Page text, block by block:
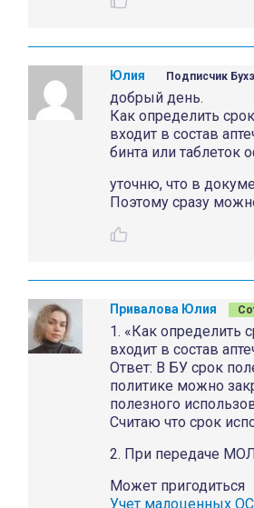
Юлия Подписчик
добрый день.
Как определить
входит в состав
бинта или таблеток
уточню, что в
Поэтому сразу
Привалова Юлия
1. «Как определить
входит в состав
Ответ: В БУ срок
политике можно
полезного
Считаю что срок
2. При передаче
Может пригодиться
Учет малоценных